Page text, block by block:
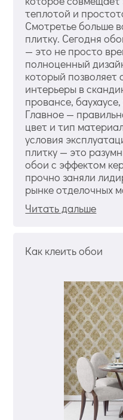
теплотой и
Смотретье больше
плитку. Сегодня
— это не просто
полноценный
который позволяет
интерьеры в
провансе,
Главное —
цвет и тип
условия
плитку — это
обои с эффектом
прочно заняли
рынке отделочных
Читать дальше
Как клеить обои